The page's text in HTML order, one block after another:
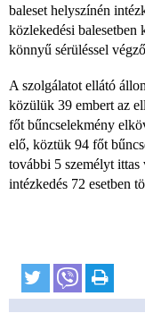
baleset helyszínén
közlekedési balesetben
könnyű sérüléssel
A szolgálatot ellátó
közülük 39 embert az
főt bűncselekmény
elő, köztük 94 főt
további 5 személyt ittas
intézkedés 72 esetben